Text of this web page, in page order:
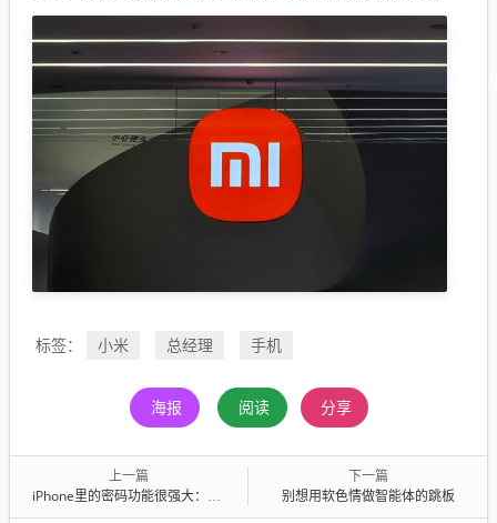
标签： 小米 总经理 手机
海报 阅读 分享
上一篇
iPhone里的密码功能很强大：但很多人却不会用
下一篇
别想用软色情做智能体的跳板